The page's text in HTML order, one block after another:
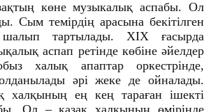
көне музыкалық аспабы. Ол
Сым темірдің арасына бекітілген
шалып тартылады. ХІХ ғасырда
аспап ретінде көбіне әйелдер
халық апаптар оркестрінде,
әрі жеке де ойналады.
халқының ең кең тараған ішекті
Ол – қазақ халқының өмірінде